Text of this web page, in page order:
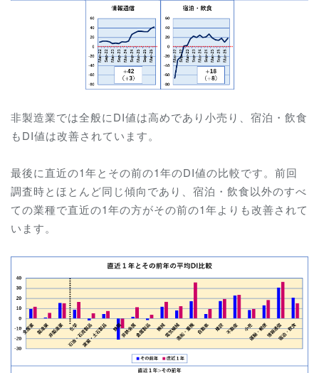
非製造業では全般にDI値は高めであり小売り、宿泊・飲食
もDI値は改善されています。
最後に直近の1年とその前の1年のDI値の比較です。前回
調査時とほとんど同じ傾向であり、 宿泊・飲食以外のすべ
ての業種で直近の1年の方がその前の1年よりも改善されて
います。